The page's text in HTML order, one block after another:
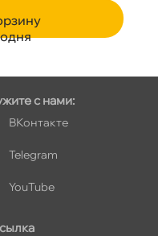
с нами:
Контакте
Telegram
YouTube